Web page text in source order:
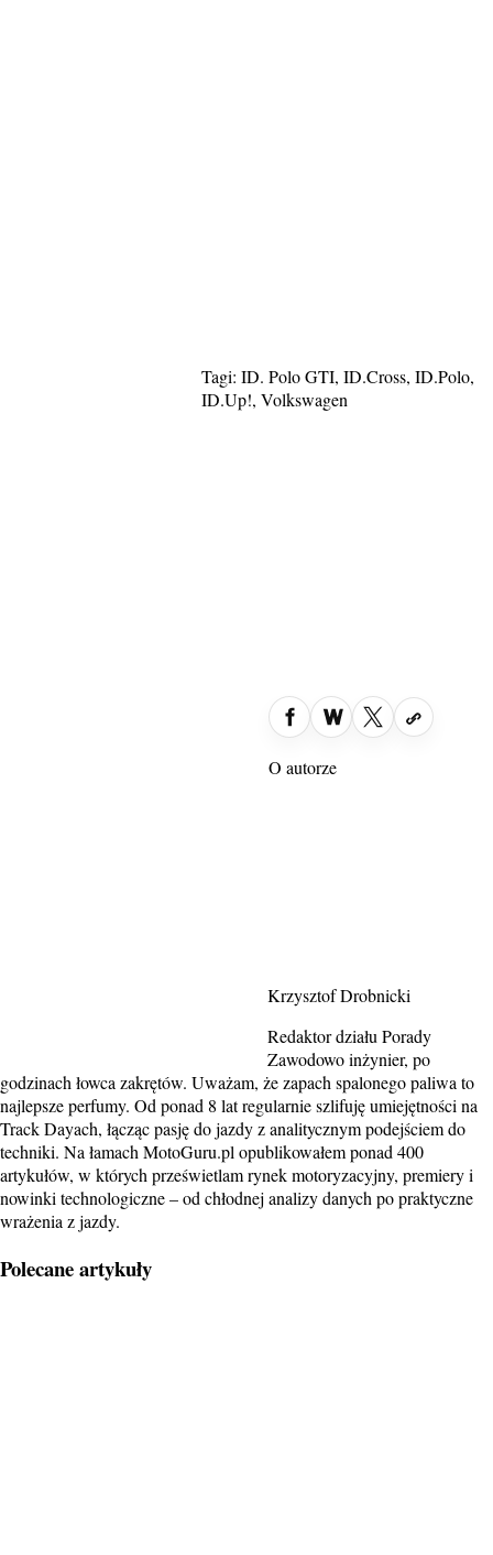
Tagi: ID. Polo GTI, ID.Cross, ID.Polo,
ID.Up!, Volkswagen
O autorze
Krzysztof Drobnicki
Redaktor działu Porady
Zawodowo inżynier, po
godzinach łowca zakrętów. Uważam, że zapach spalonego paliwa to
najlepsze perfumy. Od ponad 8 lat regularnie szlifuję umiejętności na
Track Dayach, łącząc pasję do jazdy z analitycznym podejściem do
techniki. Na łamach MotoGuru.pl opublikowałem ponad 400
artykułów, w których prześwietlam rynek motoryzacyjny, premiery i
nowinki technologiczne – od chłodnej analizy danych po praktyczne
wrażenia z jazdy.
Polecane artykuły